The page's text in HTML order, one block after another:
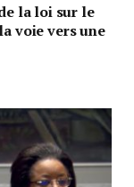
la loi sur le
voie vers une